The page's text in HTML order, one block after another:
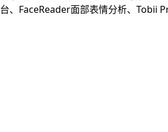
、FaceReader面部表情分析、